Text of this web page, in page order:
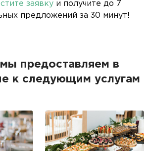
заявкуи получите до 7
предложений за 30 минут!
предоставляем в
к следующим услугам